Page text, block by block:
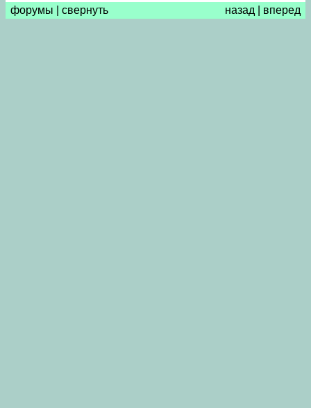
форумы свернуть назад вперед